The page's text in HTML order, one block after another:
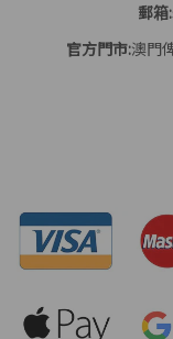
郵箱:
官方門市:澳門